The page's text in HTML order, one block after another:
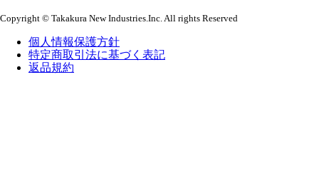
Copyright © Takakura New Industries.Inc. All rights Reserved
個人情報保護方針
特定商取引法に基づく表記
返品規約